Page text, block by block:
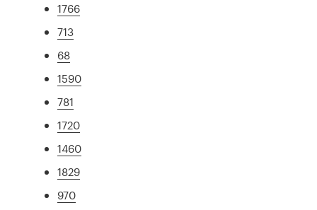
1766
713
68
1590
781
1720
1460
1829
970